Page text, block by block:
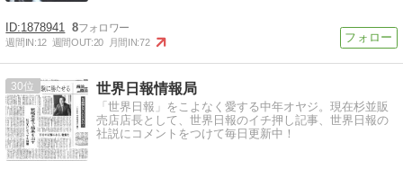
1878941 8
週間IN:12 週間OUT:20 月間IN:72
30 世界日報情報局
「世界日報」をこよなく愛する中年オヤジ。現在杉並販
売店店長として、世界日報のイチ押し記事、世界日報の
社説にコメントをつけて毎日更新中！